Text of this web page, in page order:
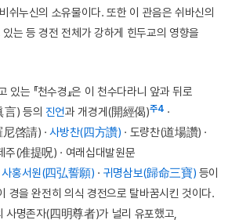
쉬누신의 소유물이다. 또한 이 관음은 쉬바신의
는 등 경전 전체가 강하게 힌두교의 영향을
있는 『천수경』은 이 천수다라니 앞과 뒤로
言) 등의 진언과 개경게(開經偈)주4 ·
尼啓請) ·사방찬(四方讚) · 도량찬(道場讚) ·
주(准提呪) · 여래십대발원문
사홍서원(四弘誓願) · 귀명삼보(歸命三寶) 등이
경을 완전히 의식 경전으로 탈바꿈시킨 것이다.
사명존자(四明尊者)가 널리 유포했고,